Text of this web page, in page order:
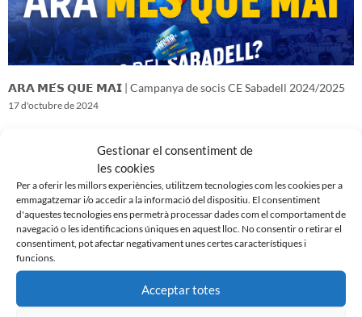
Gestionar el consentiment de
les cookies
Per a oferir les millors experiències, utilitzem tecnologies com les cookies per a
emmagatzemar i/o accedir a la informació del dispositiu. El consentiment
d'aquestes tecnologies ens permetrà processar dades com el comportament de
navegació o les identificacions úniques en aquest lloc. No consentir o retirar el
consentiment, pot afectar negativament unes certes característiques i
funcions.
Acceptar totes
𝗔𝗥𝗔 𝗠𝗘́𝗦 𝗤𝗨𝗘 𝗠𝗔𝗜 | Campanya de socis CE Sabadell 2024/2025
17 d'octubre de 2024